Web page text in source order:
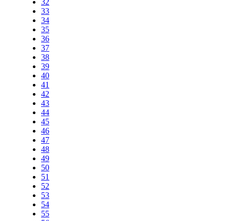
32
33
34
35
36
37
38
39
40
41
42
43
44
45
46
47
48
49
50
51
52
53
54
55